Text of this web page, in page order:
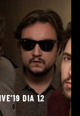
DIA 12